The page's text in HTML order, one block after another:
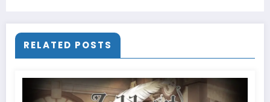
RELATED POSTS